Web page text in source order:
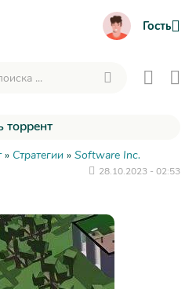
Гость
торрент
» Стратегии » Software Inc.
28.10.2023 - 02:53